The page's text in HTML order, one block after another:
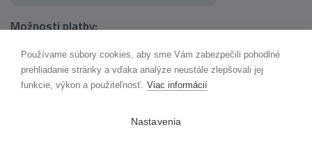
Možnosti platby:
AI pomocník Maxík
Online
Používame súbory cookies, aby sme Vám zabezpečili pohodlné
prehliadanie stránky a vďaka analýze neustále zlepšovali jej
funkcie, výkon a použiteľnosť. Viac informácií
Nastavenia